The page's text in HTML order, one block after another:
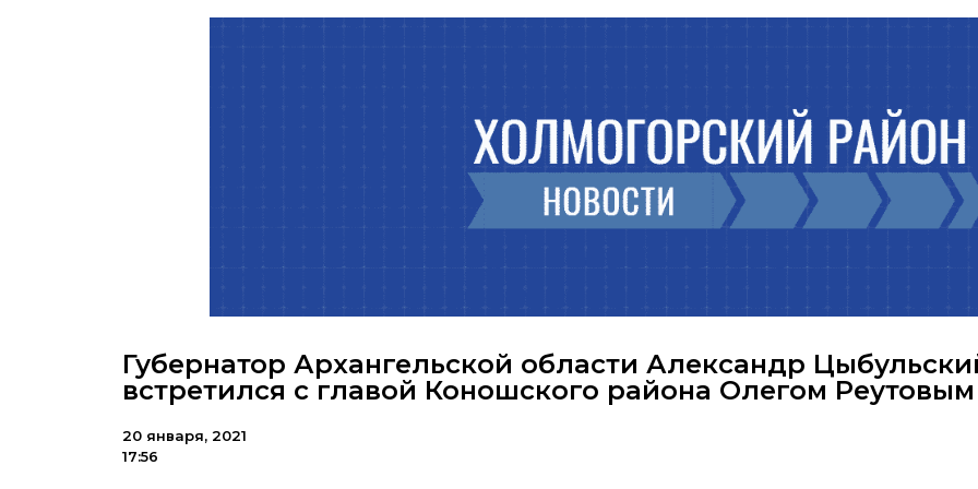
Губернатор Архангельской области Александр
встретился с главой Коношского района Олегом Реутовым
20 января, 2021
17:56